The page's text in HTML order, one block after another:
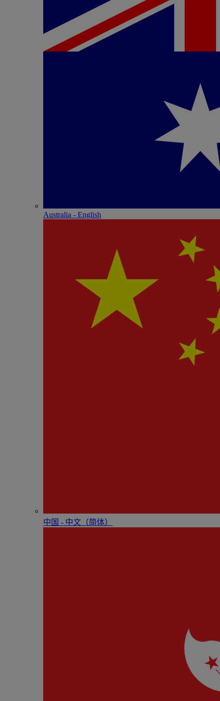
Australia - English
中国 - 中⽂（简体）